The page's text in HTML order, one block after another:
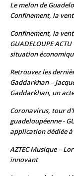
Le melon de
Confinement, la
Confinement, la
GUADELOUPE ACTU
situation
Retrouvez les
Gaddarkhan –
Gaddarkhan, un
Coronavirus, tour
guadeloupéenne -
application dédiée à
AZTEC Musique –
innovant